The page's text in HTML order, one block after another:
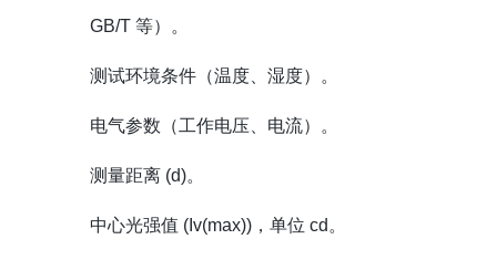
GB/T 等）。
测试环境条件（温度、湿度）。
电气参数（工作电压、电流）。
测量距离 (d)。
中心光强值 (Iv(max))，单位 cd。